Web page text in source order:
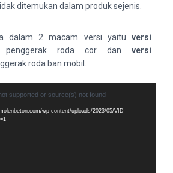
ditemukan dalam produk sejenis.
dalam 2 macam versi yaitu versi
penggerak roda cor dan versi
roda ban mobil.
d
supported or source(s) not found
wp-content/uploads/2023/05/VID-